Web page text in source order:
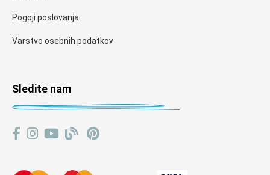
Pogoji poslovanja
Varstvo osebnih podatkov
Sledite nam